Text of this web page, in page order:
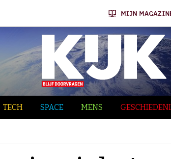
MIJN
TECH SPACE MENS